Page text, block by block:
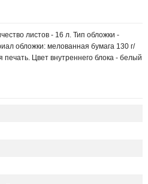
листов - 16 л. Тип обложки -
обложки: мелованная бумага 130 г/
Цвет внутреннего блока - белый